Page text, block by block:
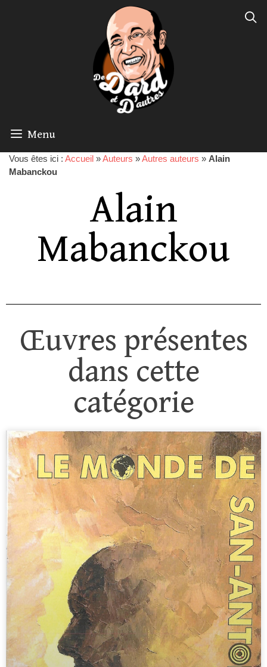
Menu
Vous êtes ici : Accueil »Auteurs »Autres auteurs » Alain
Mabanckou
Alain
Mabanckou
Œuvres présentes
dans cette
catégorie